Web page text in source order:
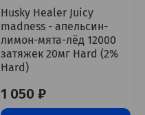
Husky Healer Juicy
madness - апельсин-
лимон-мята-лёд 12000
затяжек 20мг Hard (2%
Hard)
1 050 ₽